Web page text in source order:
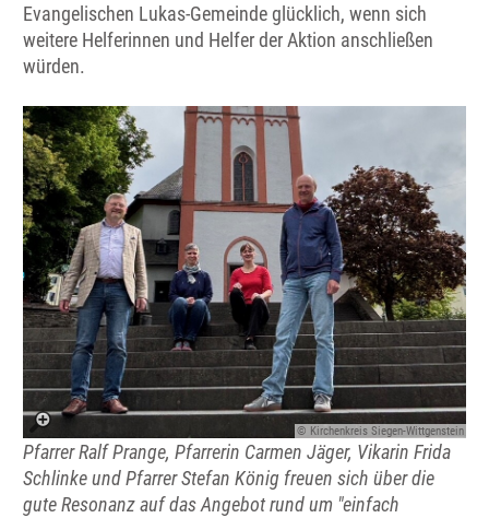
Evangelischen Lukas-Gemeinde glücklich, wenn sich
weitere Helferinnen und Helfer der Aktion anschließen
würden.
© Kirchenkreis Siegen-Wittgenstein
Pfarrer Ralf Prange, Pfarrerin Carmen Jäger, Vikarin Frida
Schlinke und Pfarrer Stefan König freuen sich über die
gute Resonanz auf das Angebot rund um "einfach